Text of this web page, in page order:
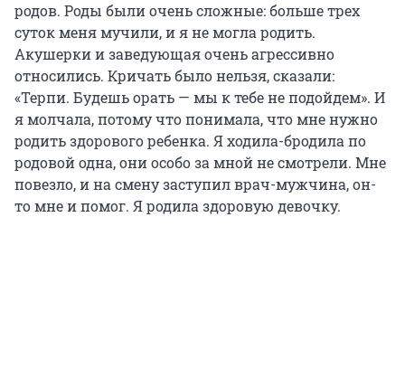
родов. Роды были очень сложные: больше трех
суток меня мучили, и я не могла родить.
Акушерки и заведующая очень агрессивно
относились. Кричать было нельзя, сказали:
«Терпи. Будешь орать — мы к тебе не подойдем». И
я молчала, потому что понимала, что мне нужно
родить здорового ребенка. Я ходила-бродила по
родовой одна, они особо за мной не смотрели. Мне
повезло, и на смену заступил врач-мужчина, он-
то мне и помог. Я родила здоровую девочку.